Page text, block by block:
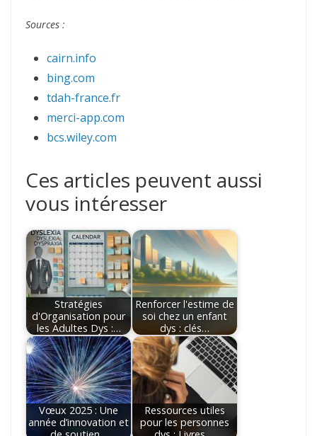
Sources :
cairn.info
bing.com
tdah-france.fr
merci-app.com
bcs.wiley.com
Ces articles peuvent aussi
vous intéresser
Stratégies
d'Organisation pour
les Adultes Dys :…
Renforcer l'estime de
soi chez un enfant
dys : clés…
Vœux 2025 : Une
année d’innovation et
Ressources utiles
pour les personnes